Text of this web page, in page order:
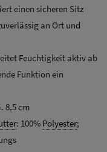
einen sicheren Sitz
an Ort und
Feuchtigkeit aktiv ab
Funktion ein
8,5 cm
: 100% Polyester;